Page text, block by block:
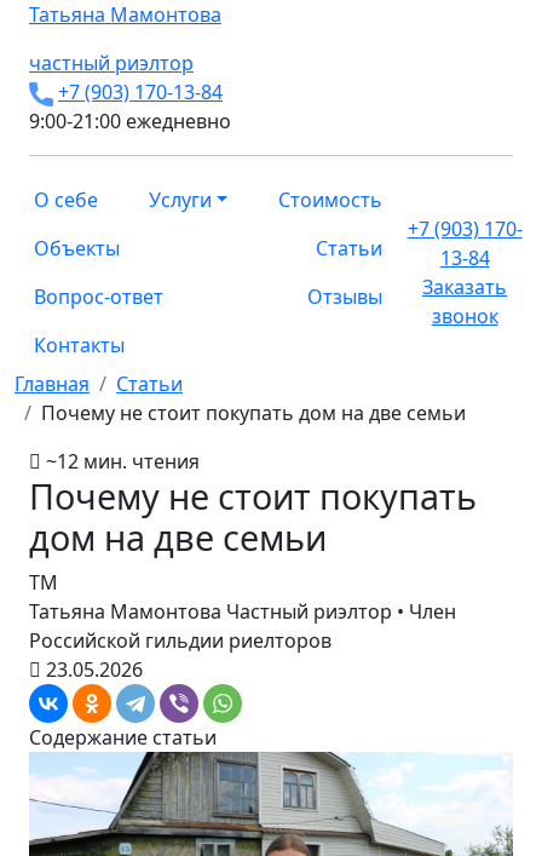
Татьяна Мамонтова
частный риэлтор
+7 (903) 170-13-84
9:00-21:00 ежедневно
О себе Услуги
Стоимость
Объекты
Статьи
Вопрос-ответ
Отзывы
Контакты
+7 (903) 170-
13-84
Заказать
звонок
Главная
Статьи
Почему не стоит покупать дом на две семьи
~12 мин. чтения
Почему не стоит покупать
дом на две семьи
ТМ
Татьяна Мамонтова Частный риэлтор • Член
Российской гильдии риелторов
23.05.2026
Содержание статьи